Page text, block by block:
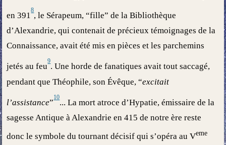
en 391
8
, le Sérapeum, “fille” de la Bibliothèque
d’Alexandrie, qui contenait de précieux témoignages de la
Connaissance, avait été mis en pièces et les parchemins
jetés au feu
9
. Une horde de fanatiques avait tout saccagé,
pendant que Théophile, son Évêque, “excitait
l’assistance”
10
... La mort atroce d’Hypatie, émissaire de la
sagesse Antique à Alexandrie en 415 de notre ère reste
donc le symbole du tournant décisif qui s’opéra au Veme